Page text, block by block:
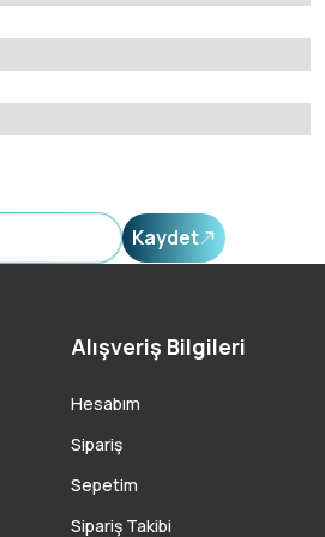
Kaydet
Alışveriş Bilgileri
Hesabım
Sipariş
Sepetim
Sipariş Takibi